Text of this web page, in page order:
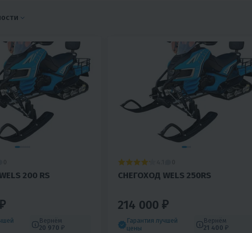
200 RS
Вернём
20 970 ₽
СНЕГОХОД WELS 250RS
214 000 ₽
Гарантия лучшей
цены
Вернём
21 400 ₽